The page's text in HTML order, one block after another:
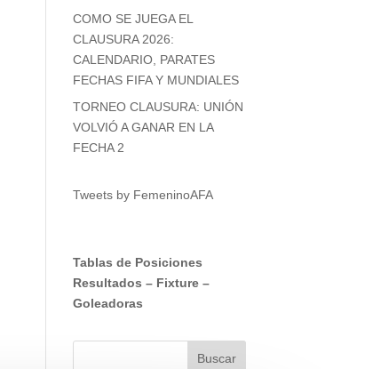
COMO SE JUEGA EL
CLAUSURA 2026:
CALENDARIO, PARATES
FECHAS FIFA Y MUNDIALES
TORNEO CLAUSURA: UNIÓN
VOLVIÓ A GANAR EN LA
FECHA 2
Tweets by FemeninoAFA
Tablas de Posiciones
Resultados – Fixture –
Goleadoras